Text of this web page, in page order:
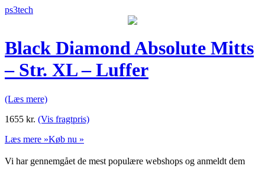
ps3tech
Black Diamond Absolute Mitts
– Str. XL – Luffer
(Læs mere)
1655 kr. (Vis fragtpris)
Læs mere »Køb nu »
Vi har gennemgået de mest populære webshops og anmeldt dem